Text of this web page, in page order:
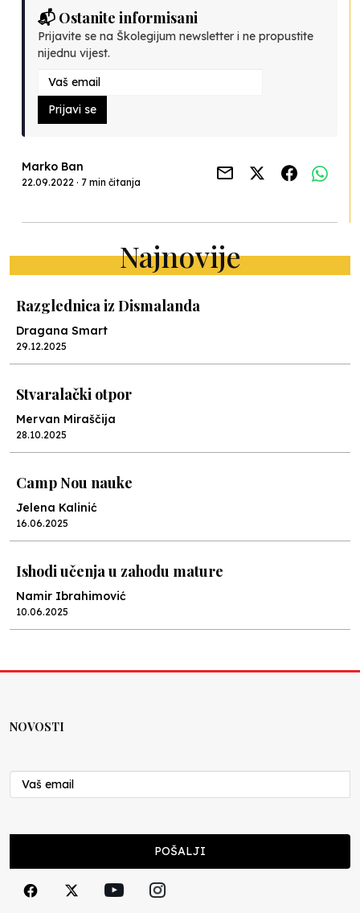
📬 Ostanite informisani
Prijavite se na Školegijum newsletter i ne propustite
nijednu vijest.
Prijavi se
Marko Ban
22.09.2022 · 7 min čitanja
Najnovije
Razglednica iz Dismalanda
Dragana Smart
29.12.2025
Stvaralački otpor
Mervan Miraščija
28.10.2025
Camp Nou nauke
Jelena Kalinić
16.06.2025
Ishodi učenja u zahodu mature
Namir Ibrahimović
10.06.2025
Nenad Veličković
29.10.2024
Cuke i djeca
NOVOSTI
POŠALJI